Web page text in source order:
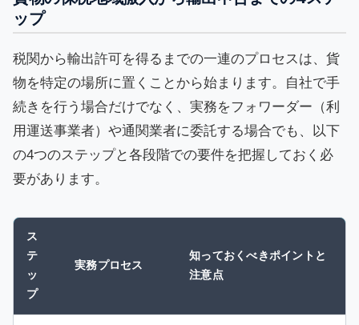
ップ
税関から輸出許可を得るまでの一連のプロセスは、貨
物を特定の場所に置くことから始まります。自社で手
続きを行う場合だけでなく、実務をフォワーダー（利
用運送事業者）や通関業者に委託する場合でも、以下
の4つのステップと各段階での要件を把握しておく必
要があります。
ス
テ
ッ
プ
実務プロセス
知っておくべきポイントと
注意点